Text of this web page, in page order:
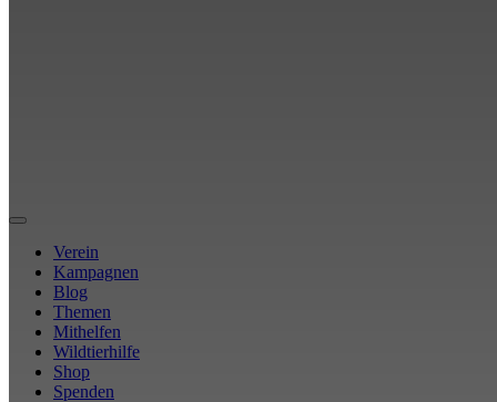
Verein
Kampagnen
Blog
Themen
Mithelfen
Wildtierhilfe
Shop
Spenden